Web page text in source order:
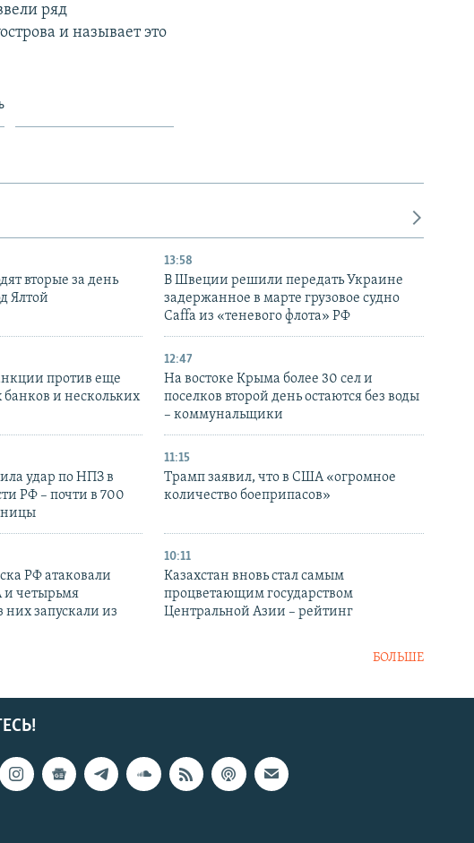
ряд
и называет это
вторые за день
Ялтой
13:58
В Швеции решили передать Украине
задержанное в марте грузовое судно
Caffa из «теневого флота» РФ
против еще
и нескольких
12:47
На востоке Крыма более 30 сел и
поселков второй день остаются без воды
– коммунальщики
удар по НПЗ в
РФ – почти в 700
11:15
Трамп заявил, что в США «огромное
количество боеприпасов»
РФ атаковали
и четырьмя
них запускали из
10:11
Казахстан вновь стал самым
процветающим государством
Центральной Азии – рейтинг
БОЛЬШЕ